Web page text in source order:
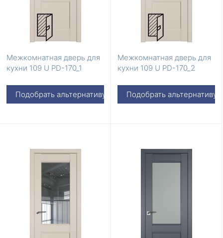
Межкомнатная дверь для
кухни 109 U PD-170_1
Подобрать альтернативу
Межкомнатная дверь для
кухни 109 U PD-170_2
Подобрать альтернативу